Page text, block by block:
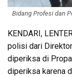
Bidang Profesi dan
KENDARI,
polisi dari
diperiksa di
diperiksa karena